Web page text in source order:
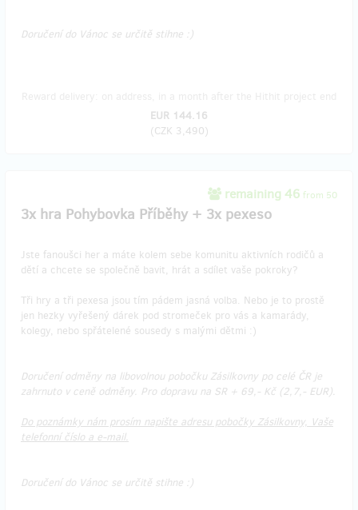
Doručení do Vánoc se určitě stihne :)
EUR 144.16
(CZK 3,490)
remaining 46 from 50
3x hra Pohybovka Příběhy + 3x pexeso
Jste fanoušci her a máte kolem sebe komunitu aktivních rodičů a
dětí a chcete se společně bavit, hrát a sdílet vaše pokroky?
Tři hry a tři pexesa jsou tím pádem jasná volba. Nebo je to prostě
jen hezky vyřešený dárek pod stromeček pro vás a kamarády,
kolegy, nebo spřátelené sousedy s malými dětmi :)
Doručení odměny na libovolnou pobočku Zásilkovny po celé ČR je
zahrnuto v ceně odměny. Pro dopravu na SR + 69,- Kč (2,7,- EUR).
Do poznámky nám prosím napište adresu pobočky Zásilkovny, Vaše
telefonní číslo a e-mail.
Doručení do Vánoc se určitě stihne :)